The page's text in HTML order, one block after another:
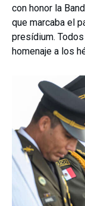
con honor la
que marcaba el
presídium.
homenaje a los